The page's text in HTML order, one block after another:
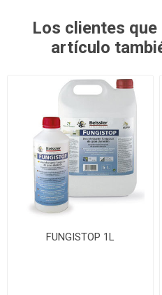
Los clientes
artículo
FUNGISTOP 1L